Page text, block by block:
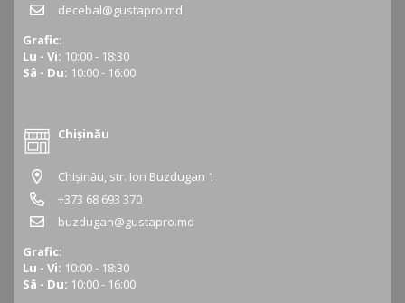
decebal@gustapro.md
Grafic:
Lu - Vi: 10:00 - 18:30
Sâ - Du: 10:00 - 16:00
Chișinău
Chișinău, str. Ion Buzdugan 1
+373 68 693 370
buzdugan@gustapro.md
Grafic:
Lu - Vi: 10:00 - 18:30
Sâ - Du: 10:00 - 16:00